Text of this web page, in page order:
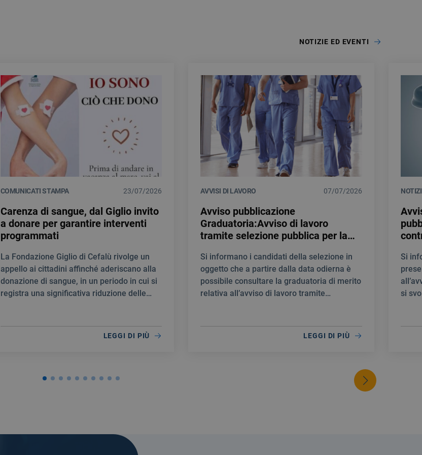
NOTIZIE ED EVENTI
COMUNICATI STAMPA 23/07/2026
Carenza di sangue, dal Giglio invito
a donare per garantire interventi
programmati
La Fondazione Giglio di Cefalù rivolge un
appello ai cittadini affinché aderiscano alla
donazione di sangue, in un periodo in cui si
registra una significativa riduzione delle
LEGGI DI PIÙ
AVVISI DI LAVORO 07/07/2026
Avviso pubblicazione
Graduatoria:Avviso di lavoro
tramite selezione pubblica per la
merito al fine di individuare
personale idoneo per la stipula di
contratti a tempo determinato
quale INFERMIERE
Si informano i candidati della selezione in
oggetto che a partire dalla data odierna è
possibile consultare la graduatoria di merito
relativa all’avviso di lavoro tramite
personale idoneo per la stipula di contratti a
LEGGI DI PIÙ
E
Si
si